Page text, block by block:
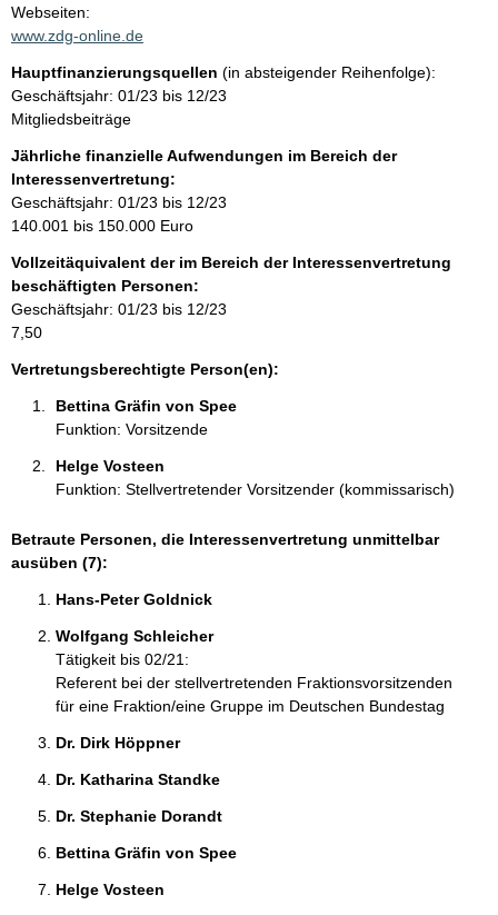
a
k
i
n
f
o
r
m
a
i
o
n
e
n
Webseiten:
www.zdg-online.de
Hauptfinanzierungsquellen (in absteigender Reihenfolge):
Geschäftsjahr: 01/23 bis 12/23
Mitgliedsbeiträge
Jährliche finanzielle Aufwendungen im Bereich der
Interessenvertretung:
Geschäftsjahr: 01/23 bis 12/23
140.001 bis 150.000 Euro
Vollzeitäquivalent der im Bereich der Interessenvertretung
beschäftigten Personen:
Geschäftsjahr: 01/23 bis 12/23
7,50
Vertretungsberechtigte Person(en):
Bettina Gräfin von Spee
Funktion: Vorsitzende
Helge Vosteen
Funktion: Stellvertretender Vorsitzender (kommissarisch)
Betraute Personen, die Interessenvertretung unmittelbar
ausüben (7):
Hans-Peter Goldnick
Wolfgang Schleicher
Tätigkeit bis 02/21:
Referent bei der stellvertretenden Fraktionsvorsitzenden
für eine Fraktion/eine Gruppe im Deutschen Bundestag
Dr. Dirk Höppner
Dr. Katharina Standke
Dr. Stephanie Dorandt
Bettina Gräfin von Spee
Helge Vosteen